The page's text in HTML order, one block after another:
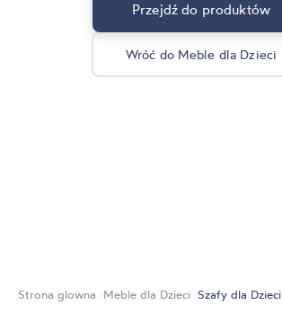
Przejdź do produktów
Wróć do Meble dla Dzieci
Strona glowna Meble dla Dzieci Szafy dla Dzieci